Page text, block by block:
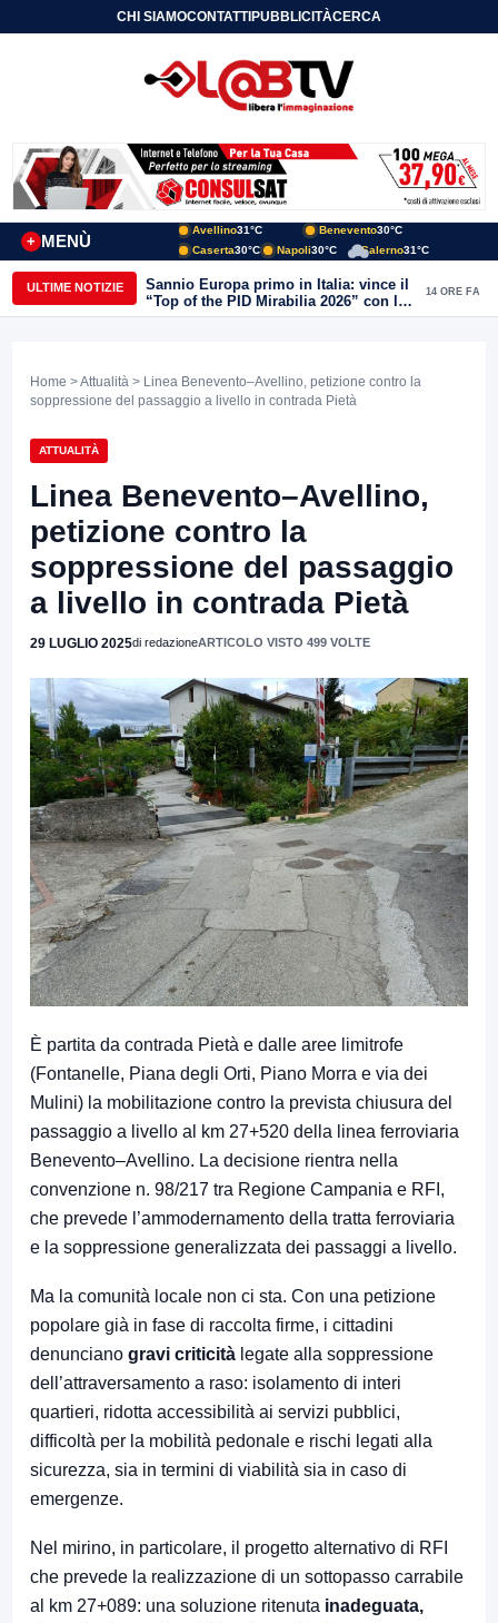
CHI SIAMOCONTATTIPUBBLICITÀCERCA
MENÙ
+
Avellino31°C Benevento30°C
Caserta30°C Napoli30°C Salerno31°C
ULTIME NOTIZIE
Sannio Europa primo in Italia: vince il
“Top of the PID Mirabilia 2026” con la
realtà virtuale nei musei del Sannio
14 ORE FA
Home >Attualità > Linea Benevento–Avellino, petizione contro la
soppressione del passaggio a livello in contrada Pietà
ATTUALITÀ
Linea Benevento–Avellino,
petizione contro la
soppressione del passaggio
a livello in contrada Pietà
29 LUGLIO 2025di redazioneARTICOLO VISTO 499 VOLTE
È partita da contrada Pietà e dalle aree limitrofe
(Fontanelle, Piana degli Orti, Piano Morra e via dei
Mulini) la mobilitazione contro la prevista chiusura del
passaggio a livello al km 27+520 della linea ferroviaria
Benevento–Avellino. La decisione rientra nella
convenzione n. 98/217 tra Regione Campania e RFI,
che prevede l’ammodernamento della tratta ferroviaria
e la soppressione generalizzata dei passaggi a livello.
Ma la comunità locale non ci sta. Con una petizione
popolare già in fase di raccolta firme, i cittadini
denunciano gravi criticità legate alla soppressione
dell’attraversamento a raso: isolamento di interi
quartieri, ridotta accessibilità ai servizi pubblici,
difficoltà per la mobilità pedonale e rischi legati alla
sicurezza, sia in termini di viabilità sia in caso di
emergenze.
Nel mirino, in particolare, il progetto alternativo di RFI
che prevede la realizzazione di un sottopasso carrabile
al km 27+089: una soluzione ritenuta inadeguata,